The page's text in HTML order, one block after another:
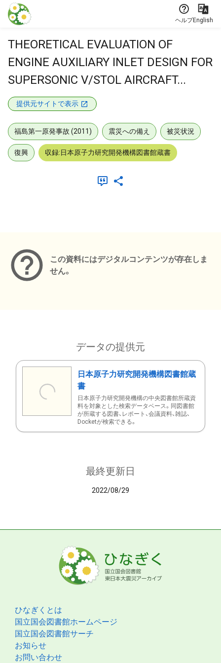
本文に飛ぶ
ヘルプEnglish
THEORETICAL EVALUATION OF
ENGINE AUXILIARY INLET DESIGN FOR
SUPERSONIC V/STOL AIRCRAFT...
提供元サイトで表示
福島第一原発事故 (2011) 震災への備え 被災状況
復興 収録:日本原子力研究開発機構図書館蔵書
この資料にはデジタルコンテンツが存在しま
せん。
データの提供元
日本原子力研究開発機構図書館蔵
書
日本原子力研究開発機構の中央図書館所蔵資
料を対象とした検索データベース。同図書館
が所蔵する図書、レポート、会議資料、雑誌、
Docketが検索できる。
最終更新日
2022/08/29
ひなぎくとは
国立国会図書館ホームページ
国立国会図書館サーチ
お知らせ
お問い合わせ